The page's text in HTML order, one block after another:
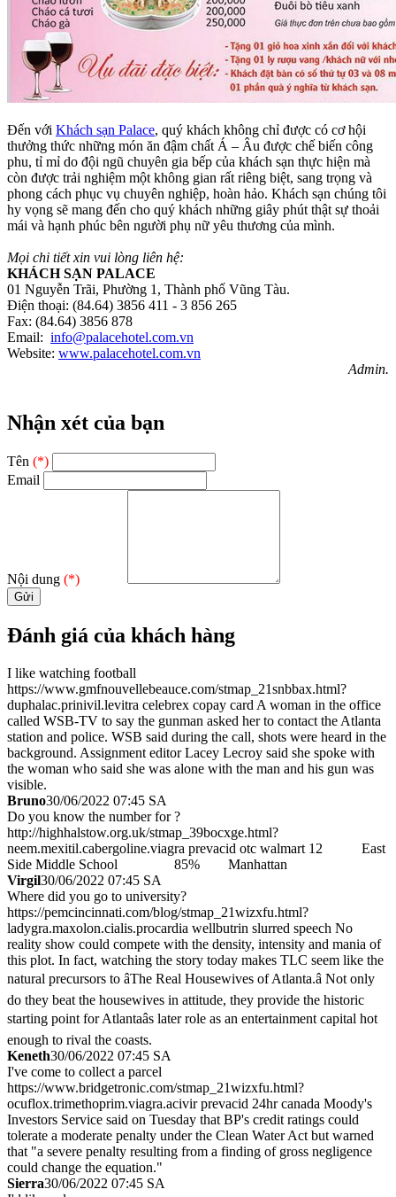
Đến với Khách sạn Palace, quý khách không chỉ được có cơ hội
thưởng thức những món ăn đậm chất Á – Âu được chế biến công
phu, tỉ mỉ do đội ngũ chuyên gia bếp của khách sạn thực hiện mà
còn được trải nghiệm một không gian rất riêng biệt, sang trọng và
phong cách phục vụ chuyên nghiệp, hoàn hảo. Khách sạn chúng tôi
hy vọng sẽ mang đến cho quý khách những giây phút thật sự thoải
mái và hạnh phúc bên người phụ nữ yêu thương của mình.
Mọi chi tiết xin vui lòng liên hệ:
KHÁCH SẠN PALACE
01 Nguyễn Trãi, Phường 1, Thành phố Vũng Tàu.
Điện thoại: (84.64) 3856 411 - 3 856 265
Fax: (84.64) 3856 878
Email: info@palacehotel.com.vn
Website: www.palacehotel.com.vn
Admin.
Nhận xét của bạn
Tên (*)
Email
Nội dung (*)
Đánh giá của khách hàng
I like watching football
https://www.gmfnouvellebeauce.com/stmap_21snbbax.html?
duphalac.prinivil.levitra celebrex copay card A woman in the office
called WSB-TV to say the gunman asked her to contact the Atlanta
station and police. WSB said during the call, shots were heard in the
background. Assignment editor Lacey Lecroy said she spoke with
the woman who said she was alone with the man and his gun was
visible.
Bruno30/06/2022 07:45 SA
Do you know the number for ?
http://highhalstow.org.uk/stmap_39bocxge.html?
neem.mexitil.cabergoline.viagra prevacid otc walmart 12 East
Side Middle School 85% Manhattan
Virgil30/06/2022 07:45 SA
Where did you go to university?
https://pemcincinnati.com/blog/stmap_21wizxfu.html?
ladygra.maxolon.cialis.procardia wellbutrin slurred speech No
reality show could compete with the density, intensity and mania of
this plot. In fact, watching the story today makes TLC seem like the
natural precursors to âThe Real Housewives of Atlanta.â Not only
do they beat the housewives in attitude, they provide the historic
starting point for Atlantaâs later role as an entertainment capital hot
enough to rival the coasts.
Keneth30/06/2022 07:45 SA
I've come to collect a parcel
https://www.bridgetronic.com/stmap_21wizxfu.html?
ocuflox.trimethoprim.viagra.acivir prevacid 24hr canada Moody's
Investors Service said on Tuesday that BP's credit ratings could
tolerate a moderate penalty under the Clean Water Act but warned
that "a severe penalty resulting from a finding of gross negligence
could change the equation."
Sierra30/06/2022 07:45 SA